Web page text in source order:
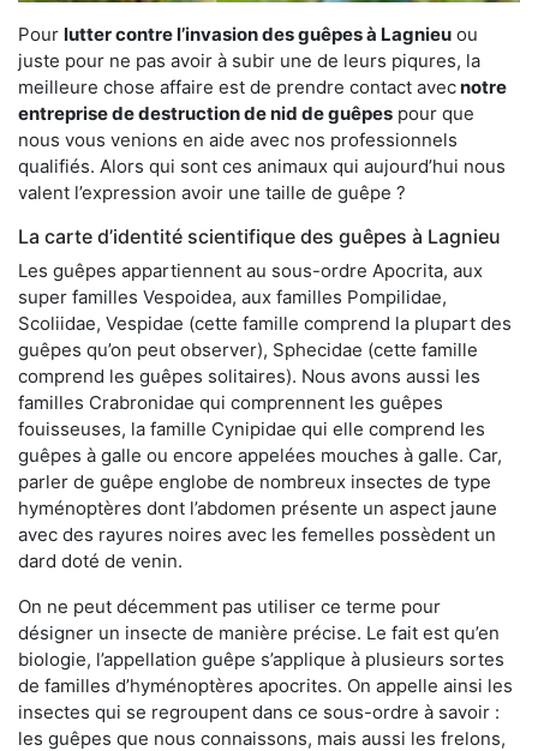
Pour lutter contre l’invasion des guêpes à Lagnieu ou
juste pour ne pas avoir à subir une de leurs piqures, la
meilleure chose affaire est de prendre contact avecnotre
entreprise de destruction de nid de guêpes pour que
nous vous venions en aide avec nos professionnels
qualifiés. Alors qui sont ces animaux qui aujourd’hui nous
valent l’expression avoir une taille de guêpe ?
La carte d’identité scientifique des guêpes à Lagnieu
Les guêpes appartiennent au sous-ordre Apocrita, aux
super familles Vespoidea, aux familles Pompilidae,
Scoliidae, Vespidae (cette famille comprend la plupart des
guêpes qu’on peut observer), Sphecidae (cette famille
comprend les guêpes solitaires). Nous avons aussi les
familles Crabronidae qui comprennent les guêpes
fouisseuses, la famille Cynipidae qui elle comprend les
guêpes à galle ou encore appelées mouches à galle. Car,
parler de guêpe englobe de nombreux insectes de type
hyménoptères dont l’abdomen présente un aspect jaune
avec des rayures noires avec les femelles possèdent un
dard doté de venin.
On ne peut décemment pas utiliser ce terme pour
désigner un insecte de manière précise. Le fait est qu’en
biologie, l’appellation guêpe s’applique à plusieurs sortes
de familles d’hyménoptères apocrites. On appelle ainsi les
insectes qui se regroupent dans ce sous-ordre à savoir :
les guêpes que nous connaissons, mais aussi les frelons,